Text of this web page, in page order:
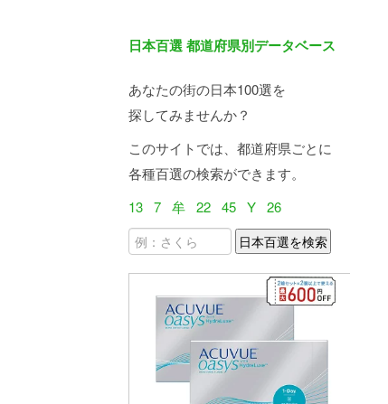
日本百選 都道府県別データベース
あなたの街の日本100選を
探してみませんか？
このサイトでは、都道府県ごとに
各種百選の検索ができます。
13 7 牟 22 45 Y 26